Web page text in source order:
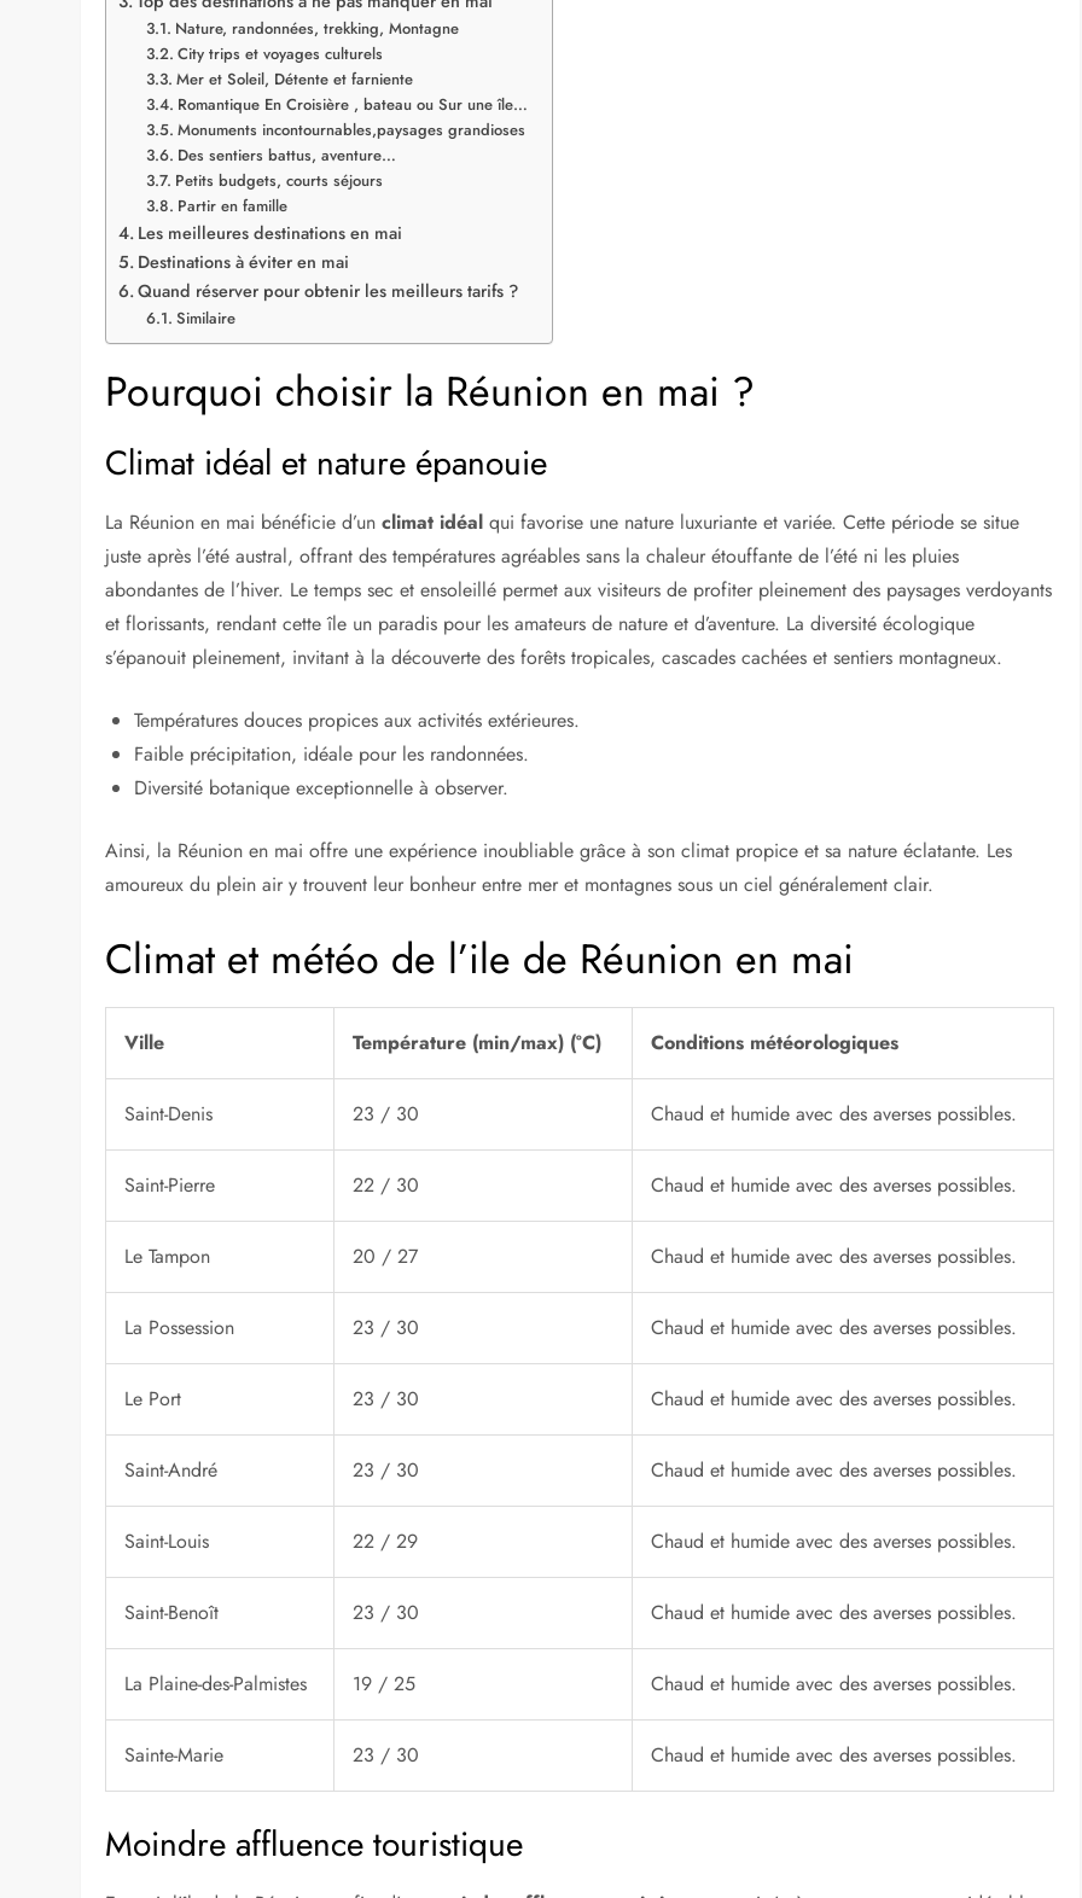
Sommaire
Pourquoi choisir la Réunion en mai ?
Climat idéal et nature épanouie
Climat et météo de l’ile de Réunion en mai
Nature, randonnées, trekking, Montagne
City trips et voyages culturels
Romantique En Croisière , bateau ou Sur une île…
Des sentiers battus, aventure…
Petits budgets, courts séjours
Partir en famille
Les meilleures destinations en mai
Destinations à éviter en mai
Quand réserver pour obtenir les meilleurs tarifs ?
Pourquoi choisir la Réunion en mai ?
La Réunion en mai bénéficie d’unclimat idéalqui favorise une nature luxuriante et variée. Cette période se situe
abondantes de l’hiver. Le temps sec et ensoleillé permet aux visiteurs de profiter pleinement des paysages verdoyants
Températures douces propices aux activités extérieures.
Faible précipitation, idéale pour les randonnées.
Diversité botanique exceptionnelle à observer.
amoureux du plein air y trouvent leur bonheur entre mer et montagnes sous un ciel généralement clair.
Climat et météo de l’ile de Réunion en mai
Ville Température (min/max) (°C) Conditions météorologiques
Saint-Denis 23 / 30 Chaud et humide avec des averses possibles.
Saint-Pierre 22 / 30 Chaud et humide avec des averses possibles.
Le Tampon 20 / 27 Chaud et humide avec des averses possibles.
La Possession 23 / 30 Chaud et humide avec des averses possibles.
Le Port 23 / 30 Chaud et humide avec des averses possibles.
Saint-André 23 / 30